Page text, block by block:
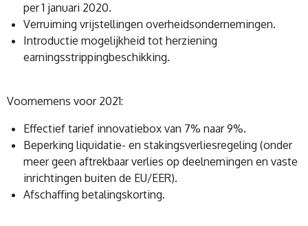
per 1 januari 2020.
Verruiming vrijstellingen overheidsondernemingen.
Introductie mogelijkheid tot herziening
earningsstrippingbeschikking.
Voornemens voor 2021:
Effectief tarief innovatiebox van 7% naar 9%.
Beperking liquidatie- en stakingsverliesregeling (onder
meer geen aftrekbaar verlies op deelnemingen en vaste
inrichtingen buiten de EU/EER).
Afschaffing betalingskorting.